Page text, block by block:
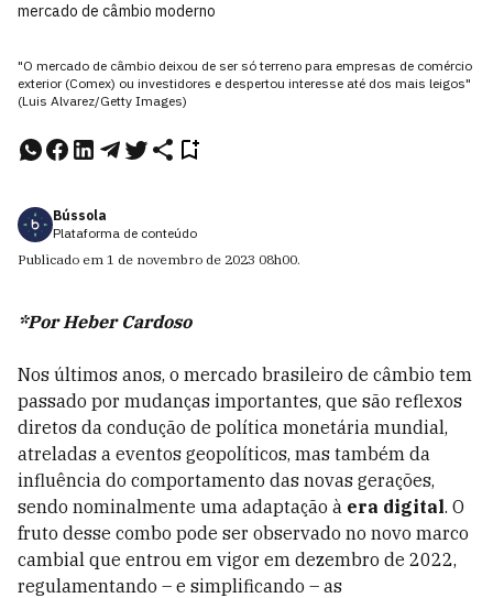
mercado de câmbio moderno
"O mercado de câmbio deixou de ser só terreno para empresas de comércio
exterior (Comex) ou investidores e despertou interesse até dos mais leigos"
(Luis Alvarez/Getty Images)
Bússola
Plataforma de conteúdo
Publicado em 1 de novembro de 2023 08h00.
*Por Heber Cardoso
Nos últimos anos, o mercado brasileiro de câmbio tem
passado por mudanças importantes, que são reflexos
diretos da condução de política monetária mundial,
atreladas a eventos geopolíticos, mas também da
influência do comportamento das novas gerações,
sendo nominalmente uma adaptação à era digital. O
fruto desse combo pode ser observado no novo marco
cambial que entrou em vigor em dezembro de 2022,
regulamentando – e simplificando – as